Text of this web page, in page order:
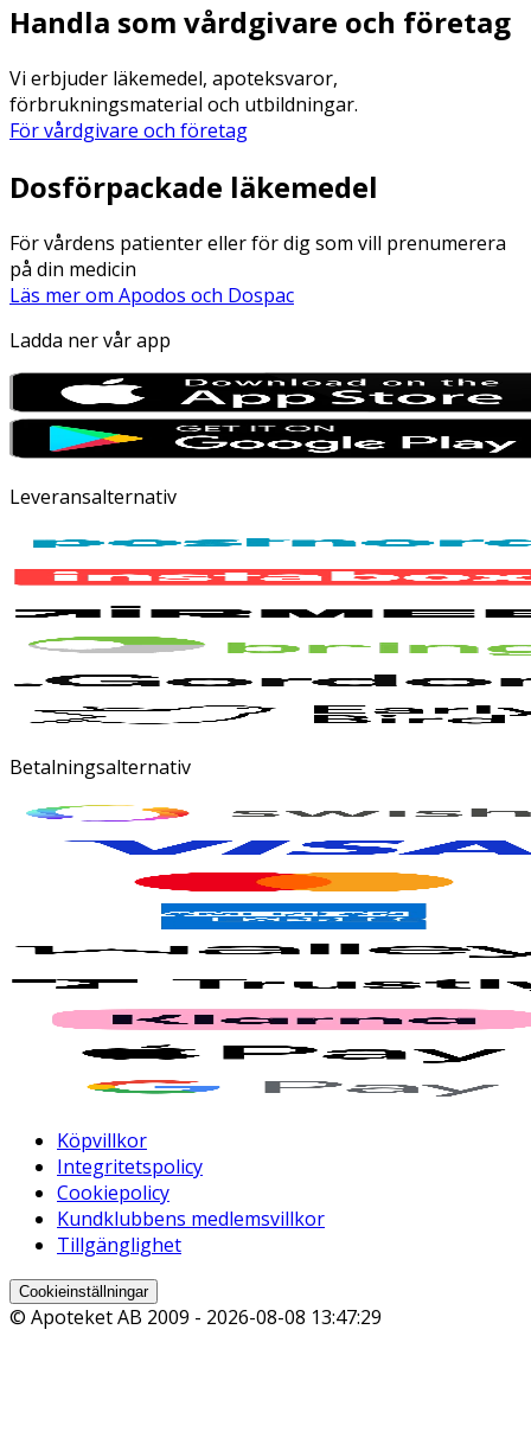
Handla som vårdgivare och företag
Vi erbjuder läkemedel, apoteksvaror,
förbrukningsmaterial och utbildningar.
För vårdgivare och företag
Dosförpackade läkemedel
För vårdens patienter eller för dig som vill prenumerera
på din medicin
Läs mer om Apodos och Dospac
Ladda ner vår app
Leveransalternativ
Betalningsalternativ
Köpvillkor
Integritetspolicy
Cookiepolicy
Kundklubbens medlemsvillkor
Tillgänglighet
Cookieinställningar
© Apoteket AB 2009 - 2026-08-08 13:47:29